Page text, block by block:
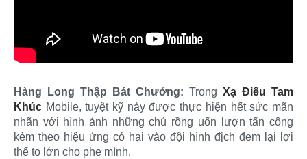
Hàng Long Thập Bát Chưởng: Trong Xạ Điêu Tam
Khúc Mobile, tuyệt kỹ này được thực hiện hết sức mãn
nhãn với hình ảnh những chú rồng uốn lượn tấn công
kèm theo hiệu ứng có hại vào đội hình địch đem lại lợi
thế to lớn cho phe mình.